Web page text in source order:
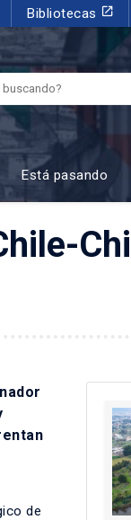
Bibliotecas launch
¿Qué estás
Está pasando
de